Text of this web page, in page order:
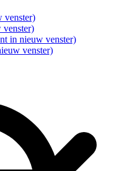
venster)
venster)
in nieuw venster)
venster)